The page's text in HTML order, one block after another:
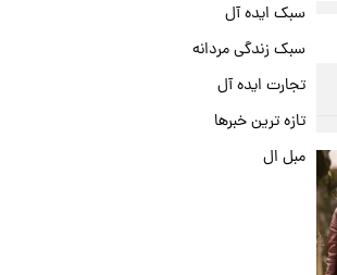
سبک ایده آل
سبک زندگی مردانه
تجارت ایده آل
تازه ترین خبرها
مبل ال